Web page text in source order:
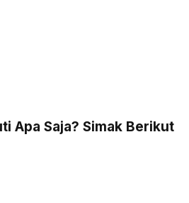
Apa Saja? Simak Berikut